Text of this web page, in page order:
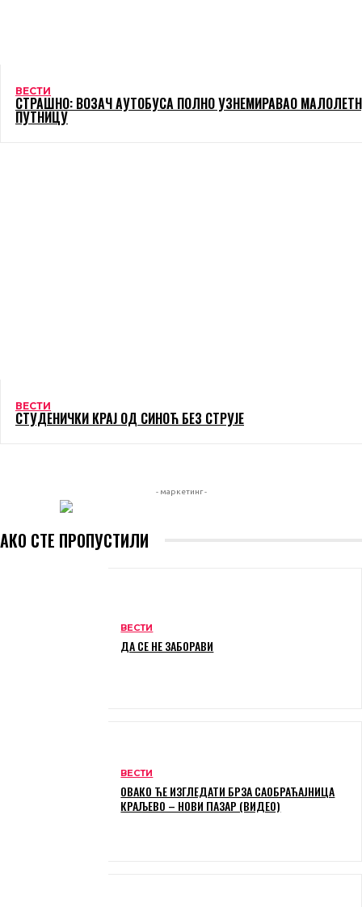
ВЕСТИ
СТРАШНО: ВОЗАЧ АУТОБУСА ПОЛНО УЗНЕМИРАВАО
ПУТНИЦУ
ВЕСТИ
СТУДЕНИЧКИ КРАЈ ОД СИНОЋ БЕЗ СТРУЈЕ
- маркетинг -
АКО СТЕ ПРОПУСТИЛИ
ВЕСТИ
ДА СЕ НЕ ЗАБОРАВИ
ВЕСТИ
ОВАКО ЋЕ ИЗГЛЕДАТИ БРЗА САОБРАЋАЈНИЦА
КРАЉЕВО – НОВИ ПАЗАР (ВИДЕО)